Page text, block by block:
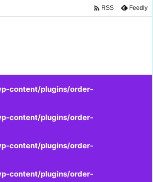
content/plugins/order-
content/plugins/order-
content/plugins/order-
content/plugins/order-
 RSS Feedly